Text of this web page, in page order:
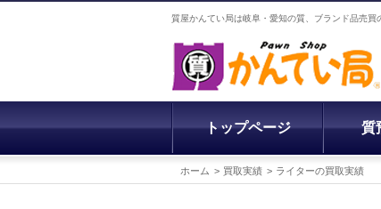
質屋かんてい局は岐阜・愛知の質、ブランド品売
トップページ 質
ホーム 買取実績 ライターの買取実績